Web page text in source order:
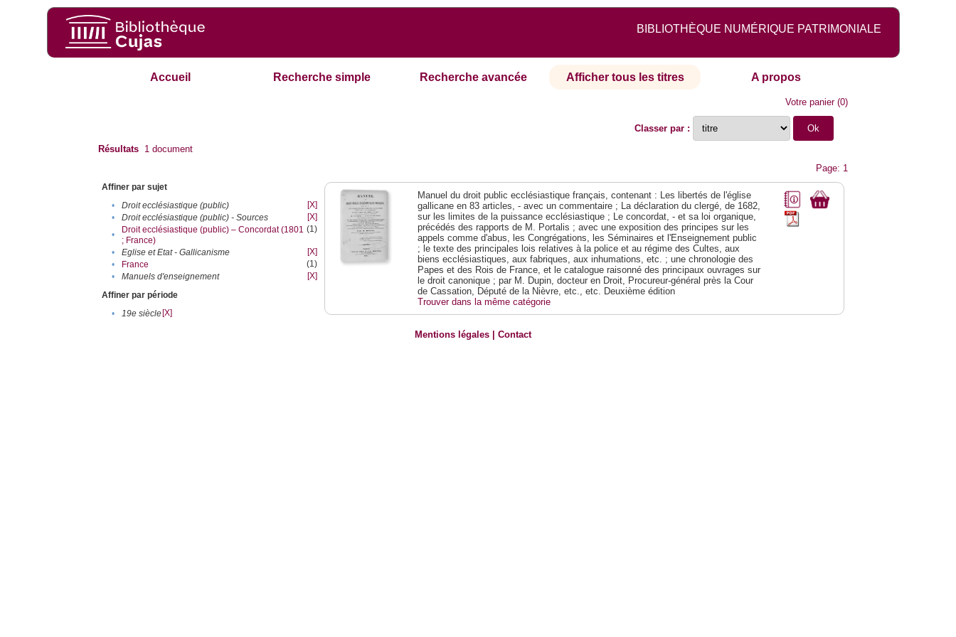
BIBLIOTHÈQUE NUMÉRIQUE PATRIMONIALE
Accueil Recherche simple Recherche avancée Afficher tous les titres A propos
Votre panier(0)
Classer par :
Résultats 1 document
Page: 1
Affiner par sujet
•
Droit ecclésiastique (public)
[X]
•
Droit ecclésiastique (public) - Sources
[X]
•
Droit ecclésiastique (public) – Concordat (1801
; France)
(1)
• Eglise et Etat - Gallicanisme
[X]
•
France
(1)
•
Manuels d'enseignement
[X]
Affiner par période
•
19e siècle[X]
Manuel du droit public ecclésiastique français, contenant : Les libertés de l'église
gallicane en 83 articles, - avec un commentaire ; La déclaration du clergé, de 1682,
sur les limites de la puissance ecclésiastique ; Le concordat, - et sa loi organique,
précédés des rapports de M. Portalis ; avec une exposition des principes sur les
appels comme d'abus, les Congrégations, les Séminaires et l'Enseignement public
; le texte des principales lois relatives à la police et au régime des Cultes, aux
biens ecclésiastiques, aux fabriques, aux inhumations, etc. ; une chronologie des
Papes et des Rois de France, et le catalogue raisonné des principaux ouvrages sur
le droit canonique ; par M. Dupin, docteur en Droit, Procureur-général près la Cour
de Cassation, Député de la Nièvre, etc., etc. Deuxième édition
Trouver dans la même catégorie
Mentions légales |Contact